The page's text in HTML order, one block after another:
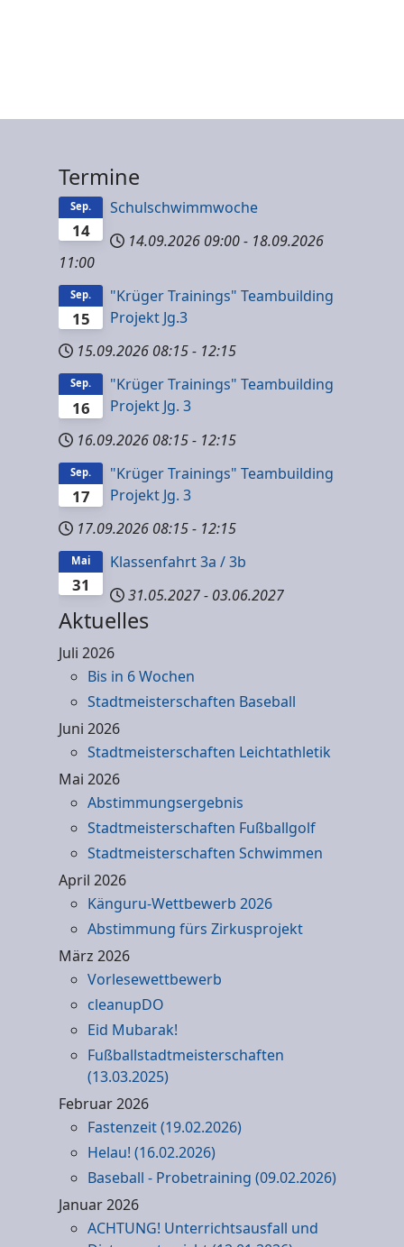
Termine
14
Sep.
Schulschwimmwoche
14.09.2026 09:00- 18.09.2026
11:00
15
Sep.
"Krüger Trainings" Teambuilding
Projekt Jg.3
15.09.2026 08:15- 12:15
16
Sep.
"Krüger Trainings" Teambuilding
Projekt Jg. 3
16.09.2026 08:15- 12:15
17
Sep.
"Krüger Trainings" Teambuilding
Projekt Jg. 3
17.09.2026 08:15- 12:15
31
Mai
Klassenfahrt 3a / 3b
31.05.2027- 03.06.2027
Aktuelles
Juli 2026
Bis in 6 Wochen
Stadtmeisterschaften Baseball
Juni 2026
Stadtmeisterschaften Leichtathletik
Mai 2026
Abstimmungsergebnis
Stadtmeisterschaften Fußballgolf
Stadtmeisterschaften Schwimmen
April 2026
Känguru-Wettbewerb 2026
Abstimmung fürs Zirkusprojekt
März 2026
Vorlesewettbewerb
cleanupDO
Eid Mubarak!
Fußballstadtmeisterschaften
(13.03.2025)
Februar 2026
Fastenzeit (19.02.2026)
Helau! (16.02.2026)
Baseball - Probetraining (09.02.2026)
Januar 2026
ACHTUNG! Unterrichtsausfall und